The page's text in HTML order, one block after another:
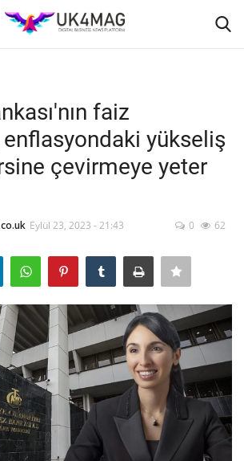
faiz
enflasyondaki yükseliş
çevirmeye yeter
Eylül 23, 2023 - 21:43 0 62